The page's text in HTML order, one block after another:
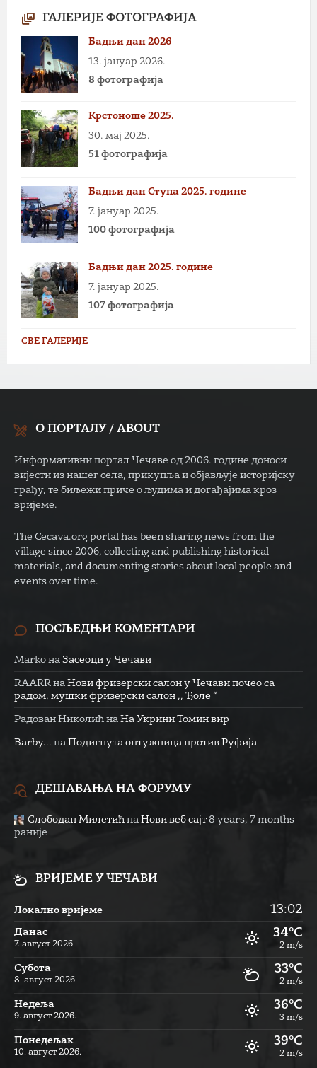
ГАЛЕРИЈЕ ФОТОГРАФИЈА
Бадњи дан 2026
13. јануар 2026.
8 фотографија
Крстоноше 2025.
30. мај 2025.
51 фотографија
Бадњи дан Ступа 2025. године
7. јануар 2025.
100 фотографија
Бадњи дан 2025. године
7. јануар 2025.
107 фотографија
СВЕ ГАЛЕРИЈЕ
О ПОРТАЛУ / ABOUT
Информативни портал Чечаве од 2006. године доноси
вијести из нашег села, прикупља и објављује историјску
грађу, те биљежи приче о људима и догађајима кроз
вријеме.
The Cecava.org portal has been sharing news from the
village since 2006, collecting and publishing historical
materials, and documenting stories about local people and
events over time.
ПОСЉЕДЊИ КОМЕНТАРИ
Marko на Засеоци у Чечави
RAARR на Нови фризерски салон у Чечави почео са
радом, мушки фризерски салон ,, Ђоле “
Радован Николић на На Укрини Томин вир
Barby... на Подигнута оптужница против Руфија
ДЕШАВАЊА НА ФОРУМУ
Слободан Милетић на Нови веб сајт 8 years, 7 months
раније
ВРИЈЕМЕ У ЧЕЧАВИ
Локално вријеме 13:02
Данас
7. август 2026.
34°C
2 m/s
Субота
8. август 2026.
33°C
2 m/s
Недеља
9. август 2026.
36°C
3 m/s
Понедељак
10. август 2026.
39°C
2 m/s